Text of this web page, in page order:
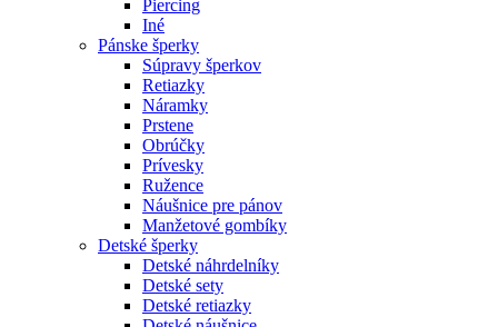
Piercing
Iné
Pánske šperky
Súpravy šperkov
Retiazky
Náramky
Prstene
Obrúčky
Prívesky
Ružence
Náušnice pre pánov
Manžetové gombíky
Detské šperky
Detské náhrdelníky
Detské sety
Detské retiazky